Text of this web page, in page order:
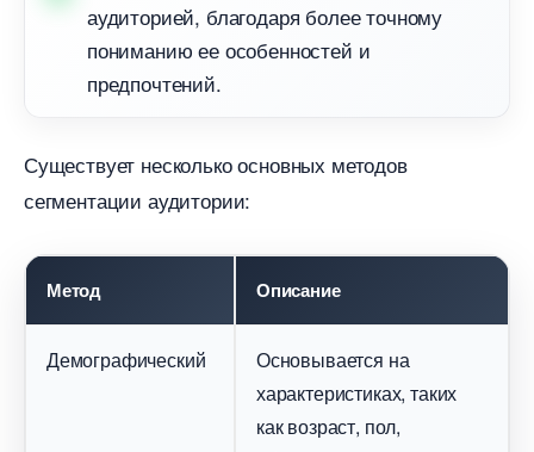
аудиторией, благодаря более точному
пониманию ее особенностей и
предпочтений.
Существует несколько основных методо
сегментации аудитории:
Метод Описание
Демографический
Основывается на
характеристиках, таких
как возраст, пол,